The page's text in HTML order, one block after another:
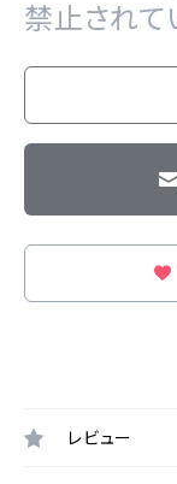
禁止されて
レビュー